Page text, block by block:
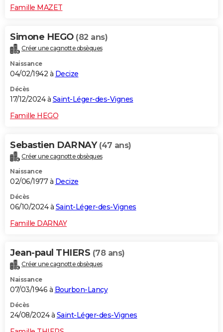
Famille MAZET
Simone HEGO (82 ans)
Créer une cagnotte obsèques
Naissance
04/02/1942 à Decize
Décès
17/12/2024 à Saint-Léger-des-Vignes
Famille HEGO
Sebastien DARNAY (47 ans)
Créer une cagnotte obsèques
Naissance
02/06/1977 à Decize
Décès
06/10/2024 à Saint-Léger-des-Vignes
Famille DARNAY
Jean-paul THIERS (78 ans)
Créer une cagnotte obsèques
Naissance
07/03/1946 à Bourbon-Lancy
Décès
24/08/2024 à Saint-Léger-des-Vignes